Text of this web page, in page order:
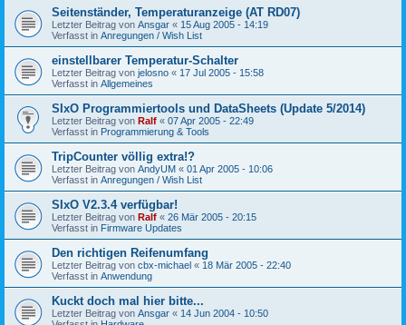
Seitenständer, Temperaturanzeige (AT RD07)
Letzter Beitrag von Ansgar « 15 Aug 2005 - 14:19
Verfasst in Anregungen / Wish List
einstellbarer Temperatur-Schalter
Letzter Beitrag von jelosno « 17 Jul 2005 - 15:58
Verfasst in Allgemeines
SIxO Programmiertools und DataSheets (Update 5/2014)
Letzter Beitrag von Ralf « 07 Apr 2005 - 22:49
Verfasst in Programmierung & Tools
TripCounter völlig extra!?
Letzter Beitrag von AndyUM « 01 Apr 2005 - 10:06
Verfasst in Anregungen / Wish List
SIxO V2.3.4 verfügbar!
Letzter Beitrag von Ralf « 26 Mär 2005 - 20:15
Verfasst in Firmware Updates
Den richtigen Reifenumfang
Letzter Beitrag von cbx-michael « 18 Mär 2005 - 22:40
Verfasst in Anwendung
Kuckt doch mal hier bitte...
Letzter Beitrag von Ansgar « 14 Jun 2004 - 10:50